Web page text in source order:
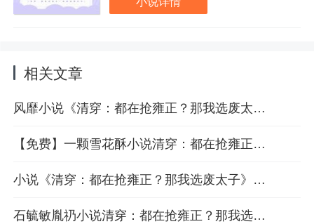
她决定给自己找个饲养员，一个
亲自喂饭，还要帮她裁衣打扮。
相关文章
风靡小说《清穿：都在抢雍正？那我选废太子》全章节免费分享
【免费】一颗雪花酥小说清穿：都在抢雍正？那我选废太子全部章节在线阅读
小说《清穿：都在抢雍正？那我选废太子》更新了吗 最新章节3阅读
石毓敏胤礽小说清穿：都在抢雍正？那我选废太子免费阅读第4章